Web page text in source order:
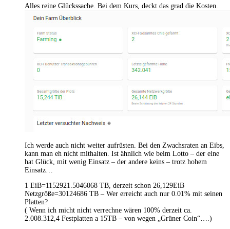
Alles reine Glückssache. Bei dem Kurs, deckt das grad die Kosten.
Ich werde auch nicht weiter aufrüsten. Bei den Zwachsraten an Eibs,
kann man eh nicht mithalten. Ist ähnlich wie beim Lotto – der eine
hat Glück, mit wenig Einsatz – der andere keins – trotz hohem
Einsatz…
1 EiB=1152921.5046068 TB, derzeit schon 26,129EiB
Netzgröße=30124686 TB – Wer erreicht auch nur 0.01% mit seinen
Platten?
( Wenn ich micht nicht verrechne wären 100% derzeit ca.
2.008.312,4 Festplatten a 15TB – von wegen „Grüner Coin“….)